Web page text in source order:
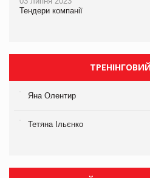
Тендери компанії
Яна Олентир
Тетяна Ільєнко